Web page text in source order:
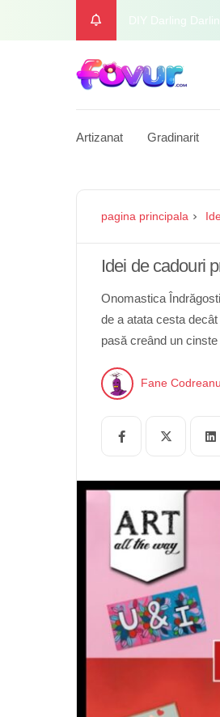
DIY Darling
Dapper Man
Hrănește -l pe
Artizanat Gradinarit
pagina principala
Idei de cadouri
Onomastica
de a atata cesta
pasă creând un
făcut fizic și provine
pasă! Apoi când
Există multe moduri
Fane Codreanu